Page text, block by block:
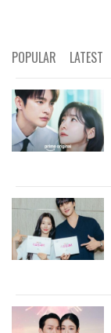
POPULAR LATEST